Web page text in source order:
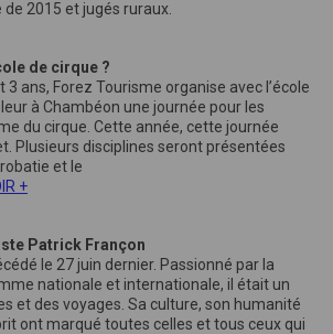
2015 et jugés ruraux.
de cirque ?
3 ans, Forez Tourisme organise avec l’école
à Chambéon une journée pour les
du cirque. Cette année, cette journée
Plusieurs disciplines seront présentées
et le
+
Patrick Françon
le 27 juin dernier. Passionné par la
nationale et internationale, il était un
et des voyages. Sa culture, son humanité
ont marqué toutes celles et tous ceux qui